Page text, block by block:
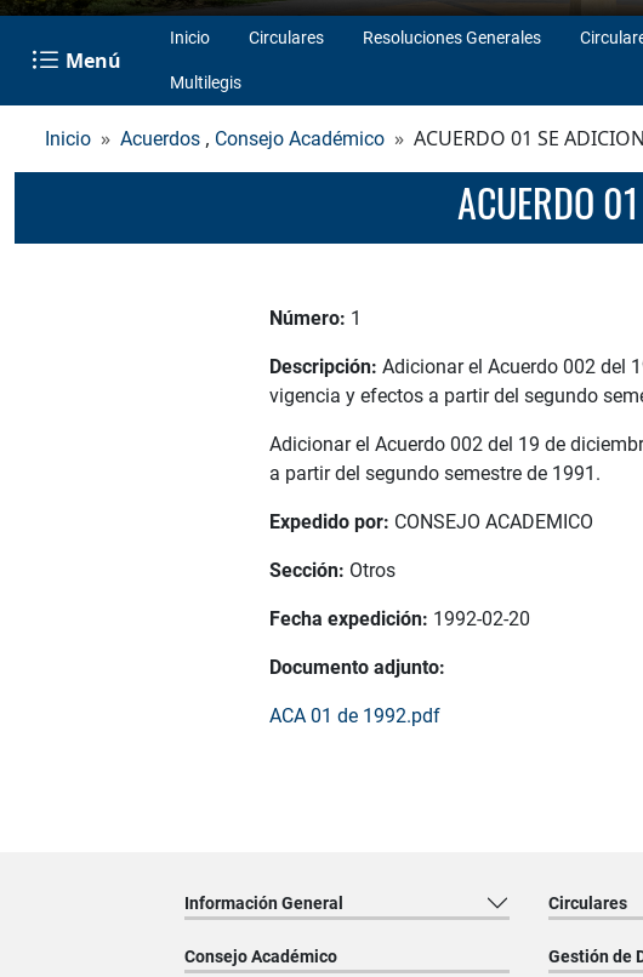
Menú
Inicio Circulares Resoluciones Generales
Multilegis
Inicio Acuerdos , Consejo Académico ACUERDO 01 SE
ACUERDO
Número: 1
Descripción: Adicionar el Acuerdo 002 del
vigencia y efectos a partir del segundo
Adicionar el Acuerdo 002 del 19 de
a partir del segundo semestre de 1991.
Expedido por: CONSEJO ACADEMICO
Sección: Otros
Fecha expedición: 1992-02-20
Documento adjunto:
ACA 01 de 1992.pdf
Información General Circulares
Consejo Académico Gestión de